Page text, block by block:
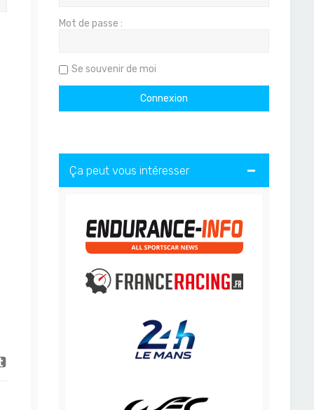
Mot de passe :
Se souvenir de moi
Ça peut vous intéresser